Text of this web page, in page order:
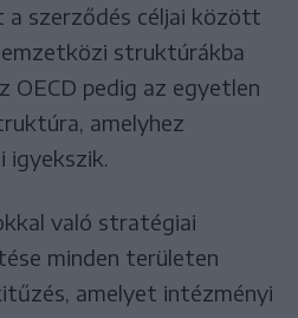
a szerződés céljai között
struktúrákba
OECD pedig az egyetlen
amelyhez
igyekszik.
való stratégiai
minden területen
amelyet intézményi